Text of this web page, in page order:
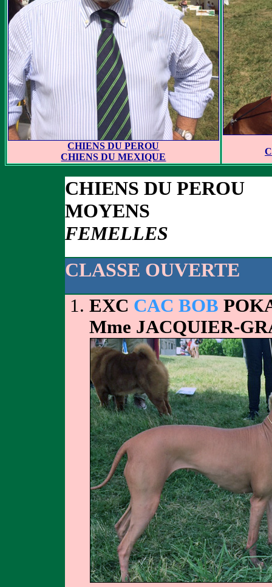
CHIENS DU PEROU
CHIENS DU MEXIQUE
CHIENS DU PEROU
MOYENS
FEMELLES
CLASSE OUVERTE
EXC CAC BOB
Mme JACQUIER-